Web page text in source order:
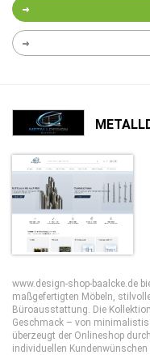
www.design-shop-baalcke.de
maßgefertigten Möbeln,
Büroausstattung. Die
Geschmack – von
überzeugt der Onlineshop
individuellen Kundenwünschen